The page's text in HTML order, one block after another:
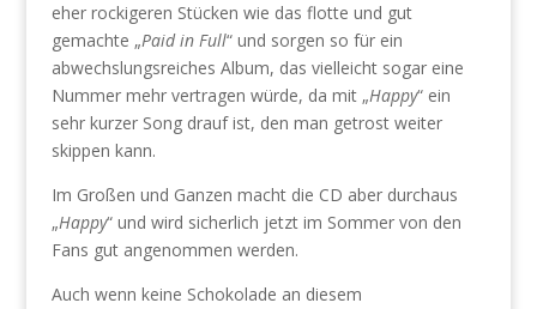
eher rockigeren Stücken wie das flotte und gut
gemachte „Paid in Full“ und sorgen so für ein
abwechslungsreiches Album, das vielleicht sogar eine
Nummer mehr vertragen würde, da mit „Happy“ ein
sehr kurzer Song drauf ist, den man getrost weiter
skippen kann.
Im Großen und Ganzen macht die CD aber durchaus
„Happy“ und wird sicherlich jetzt im Sommer von den
Fans gut angenommen werden.
Auch wenn keine Schokolade an diesem